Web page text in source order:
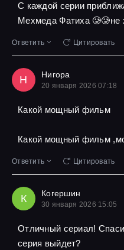
С каждой серии
Мехмеда Фатиха 🥲🥲не
Ответить Цитировать
Н Нигора
20 января 2026 07:18
Какой мощный фильм
Какой мощный фильм
Ответить Цитировать
К Когершин
30 января 2026 15:05
Отличный сериал!
серия выйдет?